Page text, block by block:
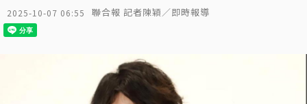
2025-10-07 06:55 聯合報 記者陳穎／即時報導